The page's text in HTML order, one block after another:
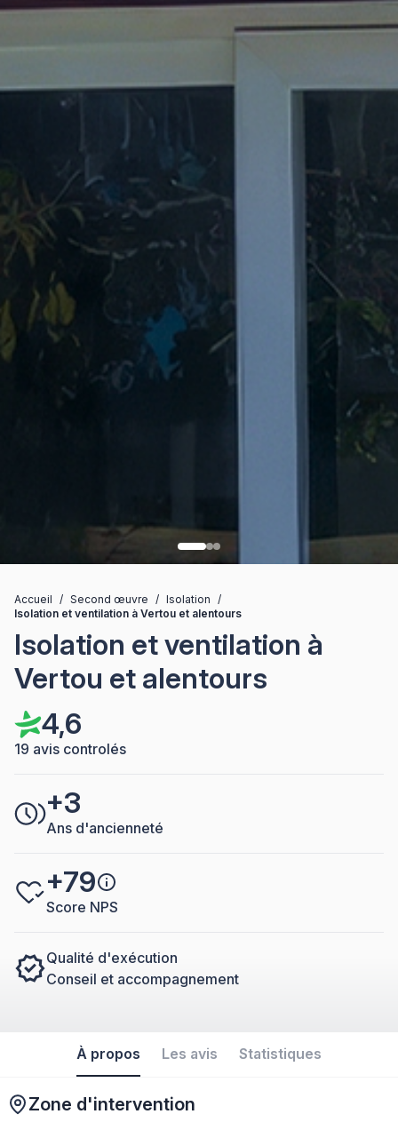
Accueil / Second œuvre / Isolation /
Isolation et ventilation à Vertou et alentours
Isolation et ventilation à
Vertou et alentours
4,6
19 avis controlés
+3
Ans d'ancienneté
+79
Score NPS
Qualité d'exécution
Conseil et accompagnement
À propos Les avis Statistiques
Zone d'intervention